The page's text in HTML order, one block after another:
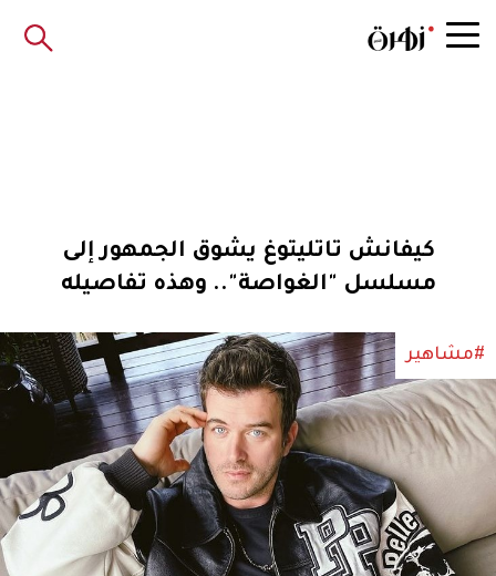
كيفانش تاتليتوغ يشوق الجمهور إلى
مسلسل "الغواصة".. وهذه تفاصيله
#مشاهير